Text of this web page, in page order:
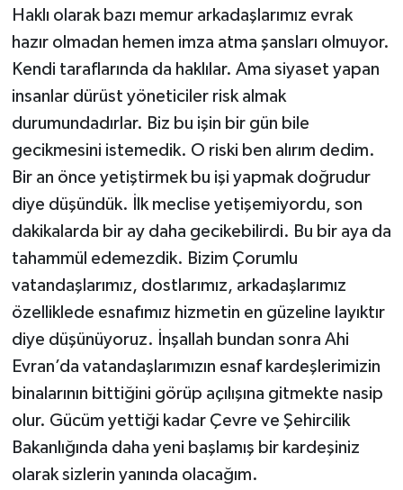
Haklı olarak bazı memur arkadaşlarımız evrak
hazır olmadan hemen imza atma şansları olmuyor.
Kendi taraflarında da haklılar. Ama siyaset yapan
insanlar dürüst yöneticiler risk almak
durumundadırlar. Biz bu işin bir gün bile
gecikmesini istemedik. O riski ben alırım dedim.
Bir an önce yetiştirmek bu işi yapmak doğrudur
diye düşündük. İlk meclise yetişemiyordu, son
dakikalarda bir ay daha gecikebilirdi. Bu bir aya da
tahammül edemezdik. Bizim Çorumlu
vatandaşlarımız, dostlarımız, arkadaşlarımız
özelliklede esnafımız hizmetin en güzeline layıktır
diye düşünüyoruz. İnşallah bundan sonra Ahi
Evran’da vatandaşlarımızın esnaf kardeşlerimizin
binalarının bittiğini görüp açılışına gitmekte nasip
olur. Gücüm yettiği kadar Çevre ve Şehircilik
Bakanlığında daha yeni başlamış bir kardeşiniz
olarak sizlerin yanında olacağım.